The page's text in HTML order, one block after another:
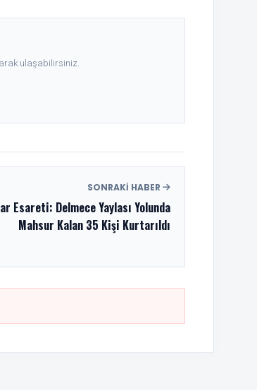
ulaşabilirsiniz.
SONRAKI HABER
Esareti: Delmece Yaylası Yolunda
Mahsur Kalan 35 Kişi Kurtarıldı